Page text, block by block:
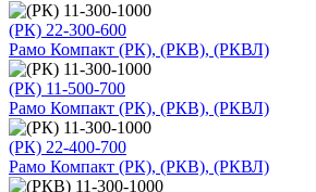
(РК) 22-300-600
Рамо Компакт (РК), (РКВ), (РКВЛ)
(РК) 11-500-700
Рамо Компакт (РК), (РКВ), (РКВЛ)
(РК) 22-400-700
Рамо Компакт (РК), (РКВ), (РКВЛ)